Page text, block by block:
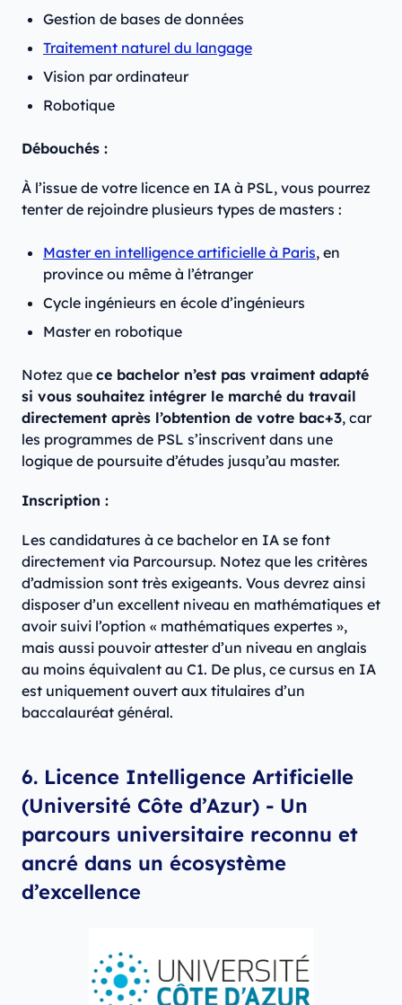
Gestion de bases de données
Traitement naturel du langage
Vision par ordinateur
Robotique
Débouchés :
À l’issue de votre licence en IA à PSL, vous pourrez
tenter de rejoindre plusieurs types de masters :
Master en intelligence artificielle à Paris, en
province ou même à l’étranger
Cycle ingénieurs en école d’ingénieurs
Master en robotique
Notez que ce bachelor n’est pas vraiment adapté
si vous souhaitez intégrer le marché du travail
directement après l’obtention de votre bac+3, car
les programmes de PSL s’inscrivent dans une
logique de poursuite d’études jusqu’au master.
Inscription :
Les candidatures à ce bachelor en IA se font
directement via Parcoursup. Notez que les critères
d’admission sont très exigeants. Vous devrez ainsi
disposer d’un excellent niveau en mathématiques et
avoir suivi l’option « mathématiques expertes »,
mais aussi pouvoir attester d’un niveau en anglais
au moins équivalent au C1. De plus, ce cursus en IA
est uniquement ouvert aux titulaires d’un
baccalauréat général.
6. Licence Intelligence Artificielle
(Université Côte d’Azur) - Un
parcours universitaire reconnu et
ancré dans un écosystème
d’excellence